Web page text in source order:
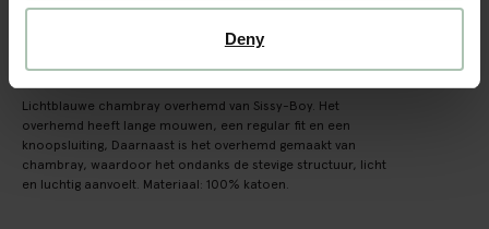
Deny
Snelle levering
Lichtblauwe chambray overhemd van Sissy-Boy. Het
overhemd heeft lange mouwen, een regular fit en een
knoopsluiting, Daarnaast is het overhemd gemaakt van
chambray, waardoor het ondanks de stevige structuur, licht
en luchtig aanvoelt. Materiaal: 100% katoen.